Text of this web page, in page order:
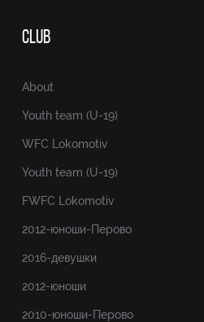
CLUB
About
Youth team (U-19)
WFC Lokomotiv
Youth team (U-19)
FWFC Lokomotiv
2012-юноши-Перово
2016-девушки
2012-юноши
2010-юноши-Перово